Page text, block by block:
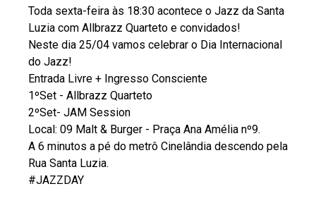
Toda sexta-feira às 18:30 acontece o Jazz da Santa
Luzia com Allbrazz Quarteto e convidados!
Neste dia 25/04 vamos celebrar o Dia Internacional
do Jazz!
Entrada Livre + Ingresso Consciente
1ºSet - Allbrazz Quarteto
2ºSet- JAM Session
Local: 09 Malt & Burger - Praça Ana Amélia nº9.
A 6 minutos a pé do metrô Cinelândia descendo pela
Rua Santa Luzia.
#JAZZDAY